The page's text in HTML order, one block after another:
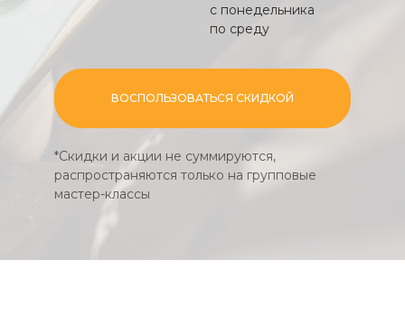
*Скидки и акции не суммируются,
распространяются только на групповые
мастер-классы
ВОСПОЛЬЗОВАТЬСЯ СКИДКОЙ
с понедельника
по среду